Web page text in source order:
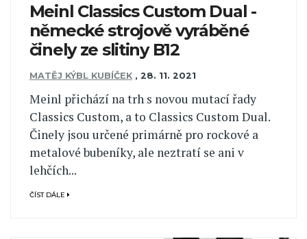
Meinl Classics Custom Dual -
německé strojově vyráběné
činely ze slitiny B12
MATĚJ KÝBL KUBÍČEK , 28. 11. 2021
Meinl přichází na trh s novou mutací řady
Classics Custom, a to Classics Custom Dual.
Činely jsou určené primárně pro rockové a
metalové bubeníky, ale neztratí se ani v
lehčích...
ČÍST DÁLE